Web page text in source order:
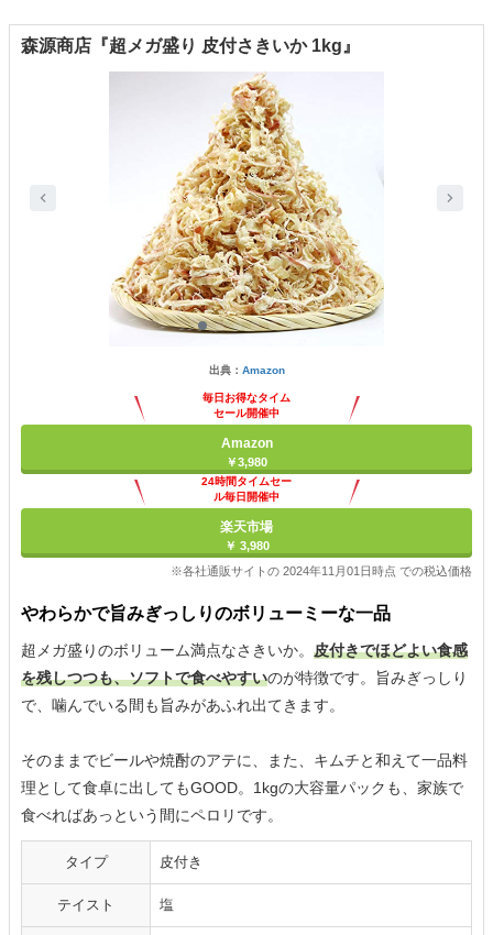
森源商店『超メガ盛り 皮付さきいか 1kg』
出典： Amazon
毎日お得なタイム
セール開催中
Amazon
￥3,980
24時間タイムセー
ル毎日開催中
楽天市場
￥ 3,980
※各社通販サイトの 2024年11月01日時点 での税込価格
やわらかで旨みぎっしりのボリューミーな一品
超メガ盛りのボリューム満点なさきいか。 皮付きでほどよい食感
を残しつつも、ソフトで食べやすいのが特徴です。旨みぎっしり
で、噛んでいる間も旨みがあふれ出てきます。
そのままでビールや焼酎のアテに、また、キムチと和えて一品料
理として食卓に出してもGOOD。1kgの大容量パックも、家族で
食べればあっという間にペロリです。
タイプ 皮付き
テイスト 塩